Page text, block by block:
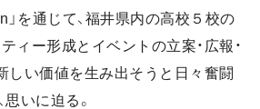
」を通じて、福井県内の高校５校の
ィー形成とイベントの立案・広報・
しい価値を生み出そうと日々奮闘
思いに迫る。